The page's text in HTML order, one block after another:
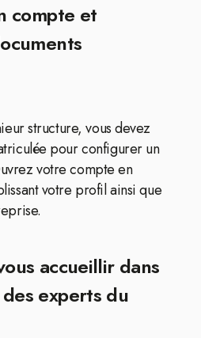
compte et
structure, vous devez
pour configurer un
votre compte en
votre profil ainsi que
accueillir dans
experts du